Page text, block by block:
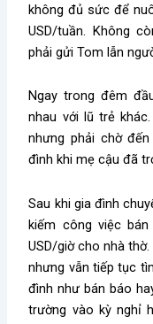
không đủ sức để
USD/tuần. Không
phải gửi Tom lẫn
Ngay trong đêm
nhau với lũ trẻ
nhưng phải chờ
đình khi mẹ cậu đã
Sau khi gia đình
kiếm công việc
USD/giờ cho nhà
nhưng vẫn tiếp tục
đình như bán báo
trường vào kỳ nghỉ